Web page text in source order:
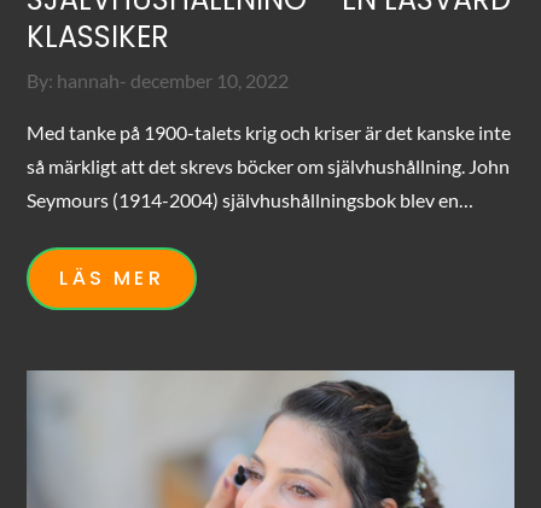
KLASSIKER
By: hannah Posted
december 10, 2022
Med tanke på 1900-talets krig och kriser är det kanske inte
så märkligt att det skrevs böcker om självhushållning. John
Seymours (1914-2004) självhushållningsbok blev en…
LÄS MER